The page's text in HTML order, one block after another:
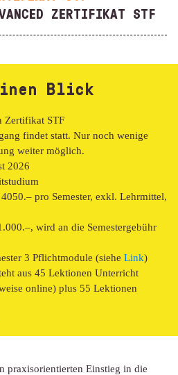
ZERTIFIKAT STF
Blick
Zertifikat STF
findet statt. Nur noch wenige
weiter möglich.
2026
pro Semester, exkl. Lehrmittel,
wird an die Semestergebühr
3 Pflichtmodule (siehe Link)
aus 45 Lektionen Unterricht
online) plus 55 Lektionen
praxisorientierten Einstieg in die